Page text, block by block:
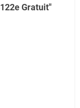
Gratuit"